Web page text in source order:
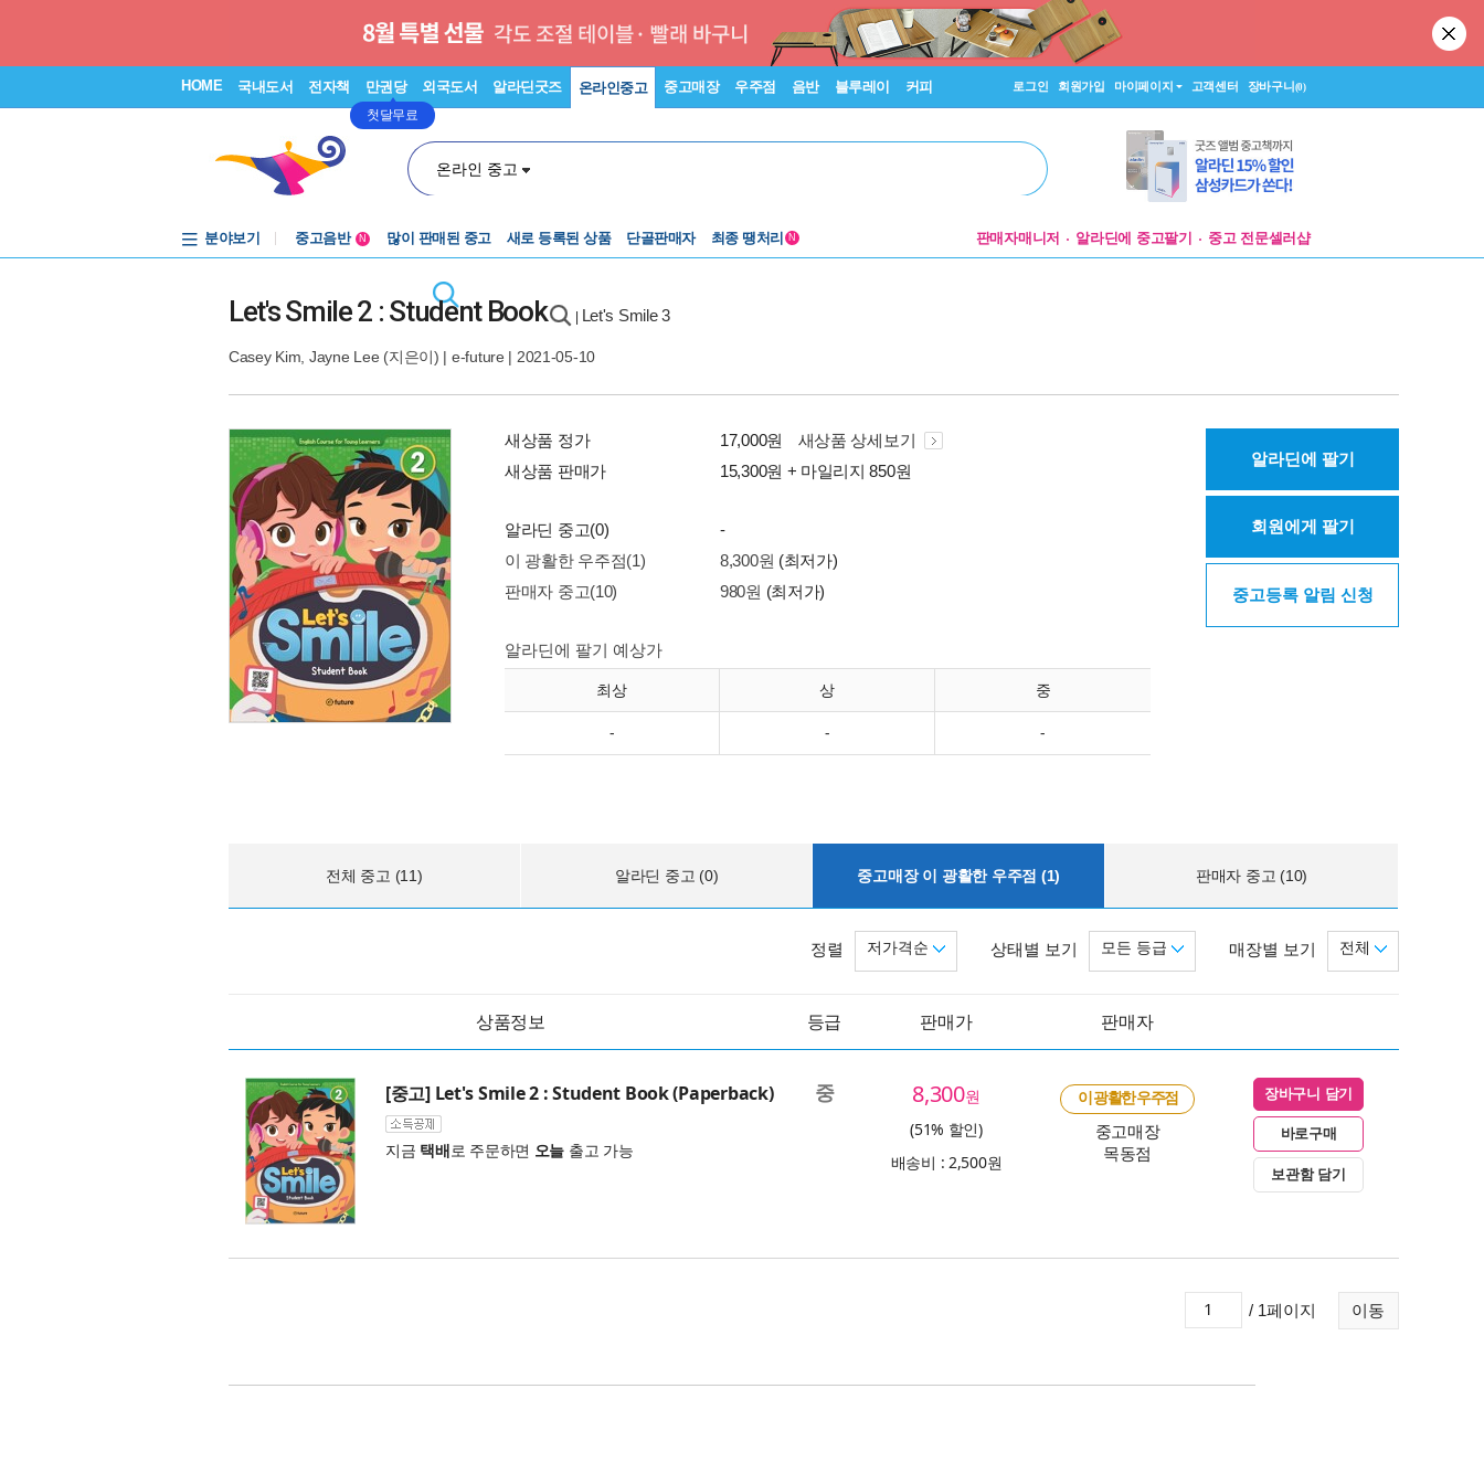
HOME 국내도서 전자책 만권당
첫달무료
외국도서 알라딘굿즈 온라인중고 중고매장 우주점 음반 블루레이 커피 로그인 회원가입 마이페이지 고객센터 장바구니(0)
온라인 중고
분야보기
중고음반
N 많이 판매된 중고 새로 등록된 상품 단골판매자 최종 땡처리 N 판매자매니저 알라딘에 중고팔기 중고 전문셀러샵
Let's Smile 2 : Student Book Let's Smile 3
Casey Kim Jayne Lee (지은이) | e-future | 2021-05-10
새상품 정가 17,000원
새상품 상세보기
새상품 판매가
15,300원 + 마일리지 850원
알라딘 중고(0)
-
이 광활한 우주점(1)
8,300원 (최저가)
판매자 중고(10)
980원 (최저가)
알라딘에 팔기 예상가
최상 상 중
- - -
알라딘에 팔기
회원에게 팔기
중고등록 알림 신청
전체 중고 (11) 알라딘 중고 (0) 중고매장 이 광활한 우주점 (1) 판매자 중고 (10)
매장별 보기 전체
상태별 보기 모든 등급
정렬 저가격순
상품정보 등급 판매가 판매자
[중고] Let's Smile 2 : Student Book (Paperback)
지금 택배로 주문하면 오늘 출고 가능
중 8,300원
(51% 할인)
배송비 : 2,500원
이 광활한 우주점
중고매장
목동점
장바구니 담기
바로구매
보관함 담기
이동
/ 1페이지